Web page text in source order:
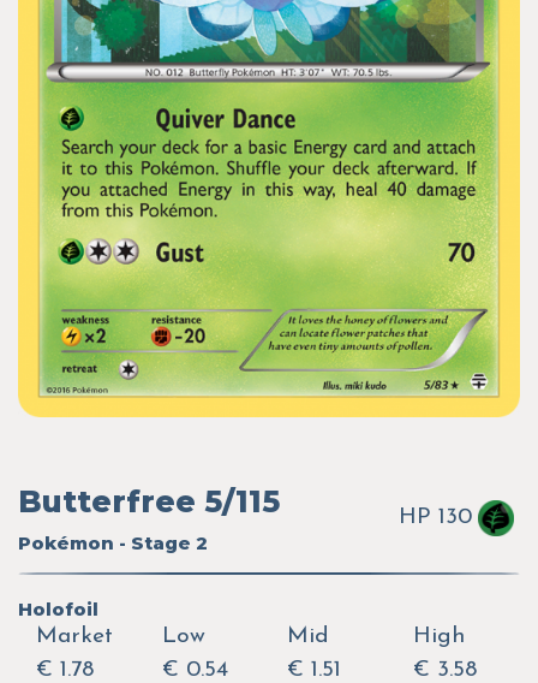
Butterfree 5/115
Pokémon - Stage 2
HP 130
Holofoil
Market
€ 1.78
Low
€ 0.54
Mid
€ 1.51
High
€ 3.58